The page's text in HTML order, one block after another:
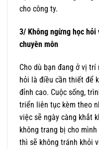
cho công ty.
3/ Không ngừng học
chuyên môn
Cho dù bạn đang ở vị
hỏi là điều cần thiết để
đỉnh cao. Cuộc sống,
triển liên tục kèm theo
việc sẽ ngày càng khắt
không trang bị cho
thì sẽ không tránh khỏi